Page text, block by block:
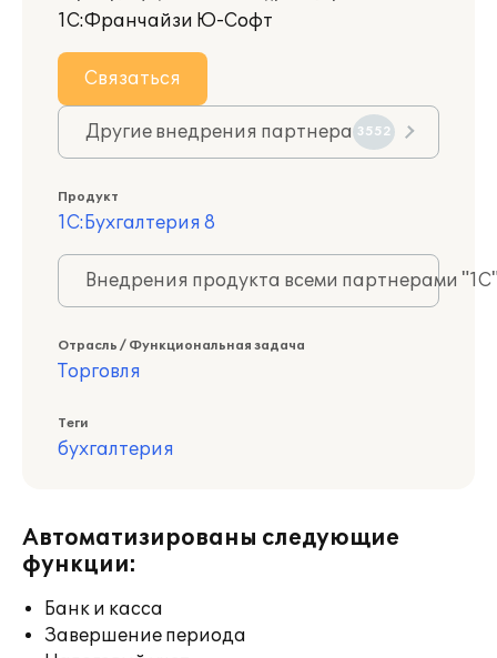
1С:Франчайзи Ю-Софт
Связаться
Другие внедрения партнера 3552
Продукт
1С:Бухгалтерия 8
Внедрения продукта всеми партнерами
Отрасль / Функциональная задача
Торговля
Теги
бухгалтерия
Автоматизированы следующие
функции:
Банк и касса
Завершение периода